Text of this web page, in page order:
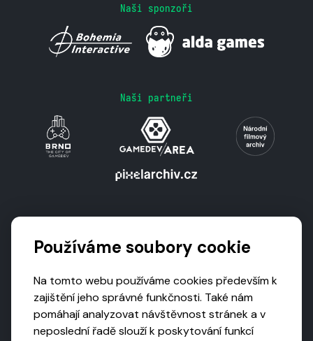
Naši sponzoři
Naši partneři
Používáme soubory cookie
Na tomto webu používáme cookies především k
zajištění jeho správné funkčnosti. Také nám
pomáhají analyzovat návštěvnost stránek a v
neposlední řadě slouží k poskytování funkcí